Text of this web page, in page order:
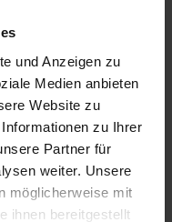
und Anzeigen zu
Medien anbieten
Website zu
zu Ihrer
Partner für
weiter. Unsere
möglicherweise mit
ihnen bereitgestellt
has occurred
console for more
.